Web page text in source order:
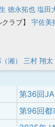
徳永拓也 塩田
ラブ】
宇佐美
湘） 三村 翔太